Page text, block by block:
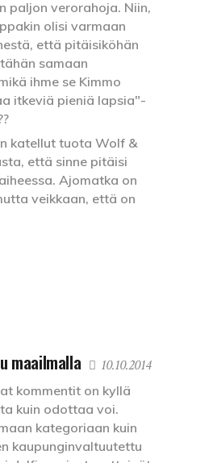
paljon verorahoja. Niin,
olisi varmaan
että pitäisiköhän
samaan
ihme se Kimmo
itkeviä pieniä lapsia"-
katellut tuota Wolf &
että sinne pitäisi
Ajomatka on
veikkaan, että on
maailmalla 10.10.2014
kommentit on kyllä
kuin odottaa voi.
kategoriaan kuin
kaupunginvaltuutettu